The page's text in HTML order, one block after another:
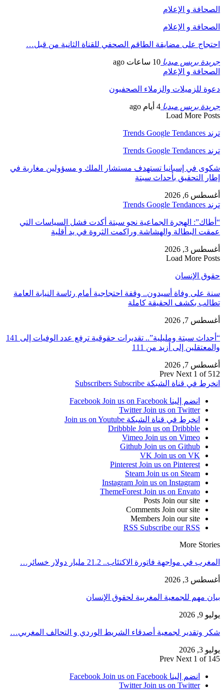
الصحافة و الإعلام
الصحافة و الإعلام
احتجاج على مضايقة الطاقم الصحفي للقناة الثانية من قبل…
جريدة بريس ميديا 10 ساعات ago
الصحافة و الإعلام
دعوة للزميلات والزملاء الصحفيون
جريدة بريس ميديا 4 أيام ago
Load More Posts
ترند Trends Google Tendances
ترند Trends Google Tendances
شكوى في إسبانيا تستهدف مستشار الملك و مسؤولين مغاربة في
إطار التحقيق بأحداث سبتة
أغسطس 6, 2026
ترند Trends Google Tendances
“أطاك”: الهجرة الجماعية نحو سبتة أكدت فشل السياسات التي
عمقت البطالة والهشاشة وراكمت الثروة في يد أقلية
أغسطس 3, 2026
Load More Posts
حقوق الإنسان
سنة على وفاة أسيدون.. وقفة احتجاجية أمام رئاسة النيابة العامة
تطالب بكشف الحقيقة كاملة
أغسطس 7, 2026
“أحداث سبتة ومليلية”.. تقديرات حقوقية ترفع عدد الوفيات إلى 141
والمعتقلين إلى أزيد من 111
أغسطس 7, 2026
Prev Next 1 of 512
انخرط في قناة الشبكة
Subscribers Subscribe
انضم إلينا Facebook Join us on Facebook
Twitter Join us on Twitter
انخرط في قناة الشبكة Join us on Youtube
Dribbble Join us on Dribbble
Vimeo Join us on Vimeo
Github Join us on Github
VK Join us on VK
Pinterest Join us on Pinterest
Steam Join us on Steam
Instagram Join us on Instagram
ThemeForest Join us on Envato
Posts Join our site
Comments Join our site
Members Join our site
RSS Subscribe our RSS
More Stories
المغرب في مواجهة فاتورة الاكتئاب.. 21.2 مليار دولار خسائر…
أغسطس 3, 2026
بيان مهم للجمعية المغربية لحقوق الإنسان
يوليو 9, 2026
شكر وتقدير لجمعية أصدقاء الشريط الوردي و التحالف المغربي…
يوليو 3, 2026
Prev Next 1 of 145
انضم إلينا Facebook Join us on Facebook
Twitter Join us on Twitter